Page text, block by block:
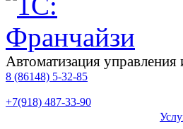
Автоматизация
8 (86148) 5-32-85
+7(918) 487-33-90